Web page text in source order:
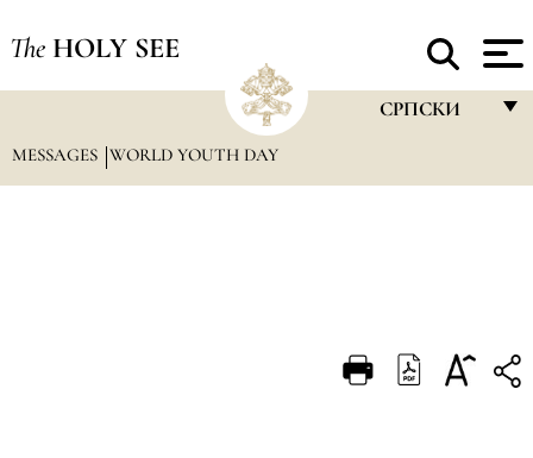
The HOLY SEE
СРПСКИ
DEUTSCH
MESSAGES WORLD YOUTH DAY